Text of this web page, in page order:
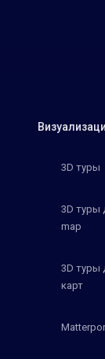
3D туры
3D туры
map
3D туры
карт